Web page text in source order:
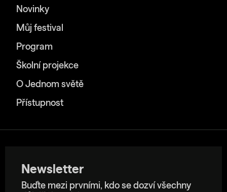
Novinky
Můj festival
Program
Školní projekce
O Jednom světě
Přístupnost
Newsletter
Buďte mezi prvními, kdo se dozví všechny